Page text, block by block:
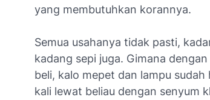
yang membutuhkan korannya.
Semua usahanya tidak pasti,
kadang sepi juga. Gimana
beli, kalo mepet dan lampu
kali lewat beliau dengan senyum